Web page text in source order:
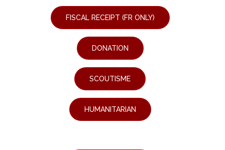
FISCAL RECEIPT (FR ONLY)
DONATION
SCOUTISME
HUMANITARIAN